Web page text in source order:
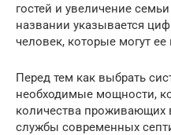
гостей и увеличение
названии указывается
человек, которые могут ее
Перед тем как выбрать
необходимые мощности,
количества проживающих
службы современных